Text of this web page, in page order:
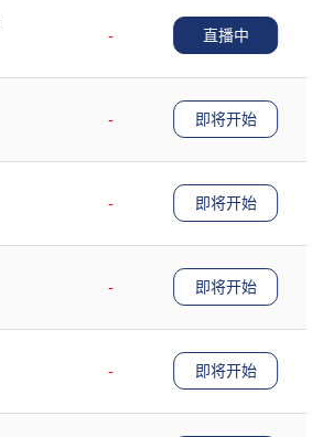
-
直播中
-
即将开始
-
即将开始
-
即将开始
-
即将开始